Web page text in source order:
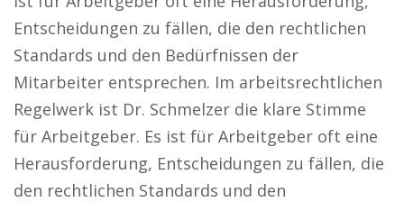
Entscheidungen zu fällen, die den rechtlichen
Standards und den Bedürfnissen der
Mitarbeiter entsprechen. Im arbeitsrechtlichen
Regelwerk ist Dr. Schmelzer die klare Stimme
für Arbeitgeber. Es ist für Arbeitgeber oft eine
Herausforderung, Entscheidungen zu fällen, die
den rechtlichen Standards und den